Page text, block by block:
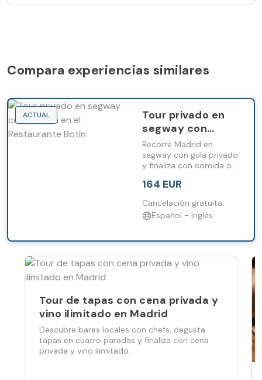
Compara experiencias similares
ACTUAL
Tour privado en
segway con
comida en el
Restaurante
Botín
Recorre Madrid en
segway con guía privado
y finaliza con comida o
Restaurante Botín.
164 EUR
Cancelación gratuita
Español - Inglés
Tour de tapas con cena privada y
vino ilimitado en Madrid
Descubre bares locales con chefs, degusta
tapas en cuatro paradas y finaliza con cena
privada y vino ilimitado.